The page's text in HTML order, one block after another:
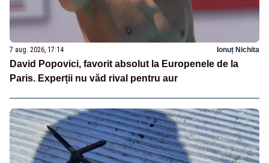
7 aug. 2026, 17:14 Ionuț Nichita
David Popovici, favorit absolut la Europenele de la
Paris. Experții nu văd rival pentru aur